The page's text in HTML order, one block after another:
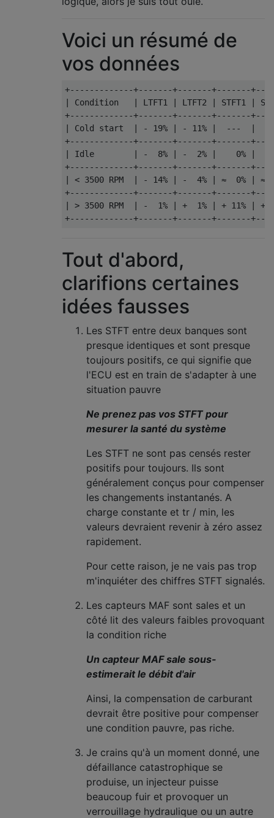
Voici un résumé de
vos données
+-------------+-------+-------+-------
| Condition   | LTFT1 | LTFT2 | STFT1 |
+-------------+-------+-------+-------
| Cold start  | - 19% | - 11% |  ---  |
+-------------+-------+-------+-------
| Idle        | -  8% | -  2% |    0% |
+-------------+-------+-------+-------
| < 3500 RPM  | - 14% | -  4% | ­­≈  0% | ≈
+-------------+-------+-------+-------
| > 3500 RPM  | -  1% | +  1% | + 11% | +
Tout d'abord,
clarifions certaines
idées fausses
Les STFT entre deux banques sont
presque identiques et sont presque
toujours positifs, ce qui signifie que
l'ECU est en train de s'adapter à une
situation pauvre
Ne prenez pas vos STFT pour
mesurer la santé du système
Les STFT ne sont pas censés rester
positifs pour toujours. Ils sont
généralement conçus pour compenser
les changements instantanés. A
charge constante et tr / min, les
valeurs devraient revenir à zéro assez
rapidement.
Pour cette raison, je ne vais pas trop
m'inquiéter des chiffres STFT signalés.
Les capteurs MAF sont sales et un
côté lit des valeurs faibles provoquant
la condition riche
Un capteur MAF sale sous-
estimerait le débit d'air
Ainsi, la compensation de carburant
devrait être positive pour compenser
une condition pauvre, pas riche.
Je crains qu'à un moment donné, une
défaillance catastrophique se
produise, un injecteur puisse
beaucoup fuir et provoquer un
verrouillage hydraulique ou un autre